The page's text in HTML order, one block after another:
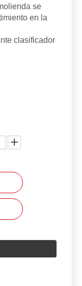
se
en la
clasificador